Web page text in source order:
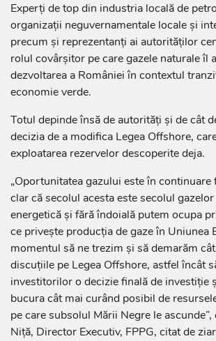
Experți de top din industria locală de
organizații neguvernamentale locale și
precum și reprezentanți ai autorităților
rolul covârșitor pe care gazele naturale îl
dezvoltarea a României în contextul
economie verde.
Totul depinde însă de autorități și de cât
decizia de a modifica Legea Offshore,
exploatarea rezervelor descoperite deja.
„Oportunitatea gazului este în continuare
clar că secolul acesta este secolul
energetică și fără îndoială putem ocupa
ce privește producția de gaze în Uniunea
momentul să ne trezim și să demarăm
discuțiile pe Legea Offshore, astfel încât
investitorilor o decizie finală de investiție
bucura cât mai curând posibil de
pe care subsolul Mării Negre le ascunde”,
Niță, Director Executiv, FPPG, citat de